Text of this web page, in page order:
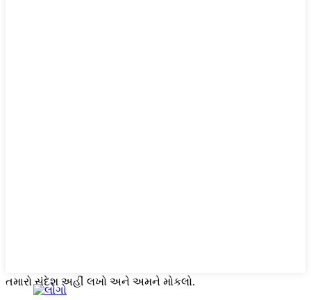
તમારો સંદેશ અહીં લખો અને અમને મોકલો.